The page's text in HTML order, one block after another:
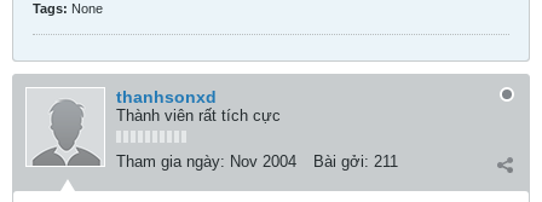
Tags: None
thanhsonxd
Thành viên rất tích cực
Tham gia ngày: Nov 2004 Bài gởi: 211